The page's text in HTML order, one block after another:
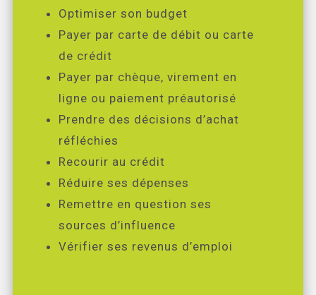
Optimiser son budget
Payer par carte de débit ou carte
de crédit
Payer par chèque, virement en
ligne ou paiement préautorisé
Prendre des décisions d’achat
réfléchies
Recourir au crédit
Réduire ses dépenses
Remettre en question ses
sources d’influence
Vérifier ses revenus d’emploi